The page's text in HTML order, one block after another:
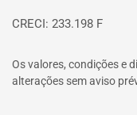
CRECI: 233.198 F
Os valores, condições e
alterações sem aviso